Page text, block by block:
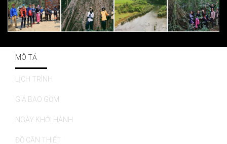
MÔ TẢ
LỊCH TRÌNH
GIÁ BAO GỒM
NGÀY KHỞI HÀNH
ĐỒ CẦN THIẾT